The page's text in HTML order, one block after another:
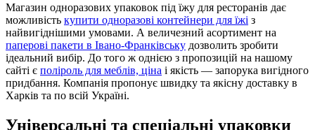
Магазин одноразових упаковок під їжу для ресторанів дає
можливість купити одноразові контейнери для їжі з
найвигіднішими умовами. А величезний асортимент на
паперові пакети в Івано-Франківську дозволить зробити
ідеальний вибір. До того ж однією з пропозицій на нашому
сайті є поліроль для меблів, ціна і якість — запорука вигідного
придбання. Компанія пропонує швидку та якісну доставку в
Харків та по всій Україні.
Універсальні та спеціальні упаковки